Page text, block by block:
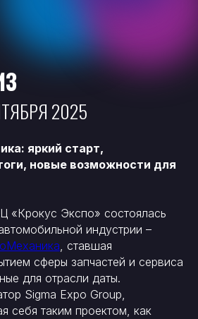
2025
яркий старт,
новые возможности для
«Крокус Экспо» состоялась
индустрии –
, ставшая
сферы запчастей и сервиса
для отрасли даты.
Sigma Expo Group,
себя таким проектом, как